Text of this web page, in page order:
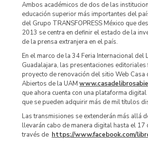
Ambos académicos de dos de las
educación superior más importantes del
del Grupo TRANSFOPRESS México que
2013 se centra en definir el estado de la
de la prensa extranjera en el país.
En el marco de la 34 Feria Internacional del
Guadalajara, las presentaciones
proyecto de renovación del sitio Web Casa
Abiertos de la UAM
que ahora cuenta con una plataforma digital
que se pueden adquirir más de mil títulos
Las transmisiones se extenderán más allá
llevarán cabo de manera digital hasta el 17
través de https://www.facebook.com/